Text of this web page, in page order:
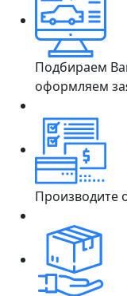
Подбираем
оформляем
Производите